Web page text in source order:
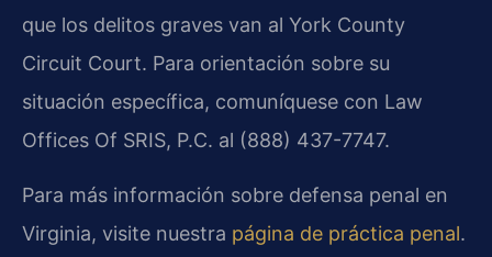
que los delitos graves van al York County
Circuit Court. Para orientación sobre su
situación específica, comuníquese con Law
Offices Of SRIS, P.C. al (888) 437-7747.
Para más información sobre defensa penal en
Virginia, visite nuestra página de práctica penal.